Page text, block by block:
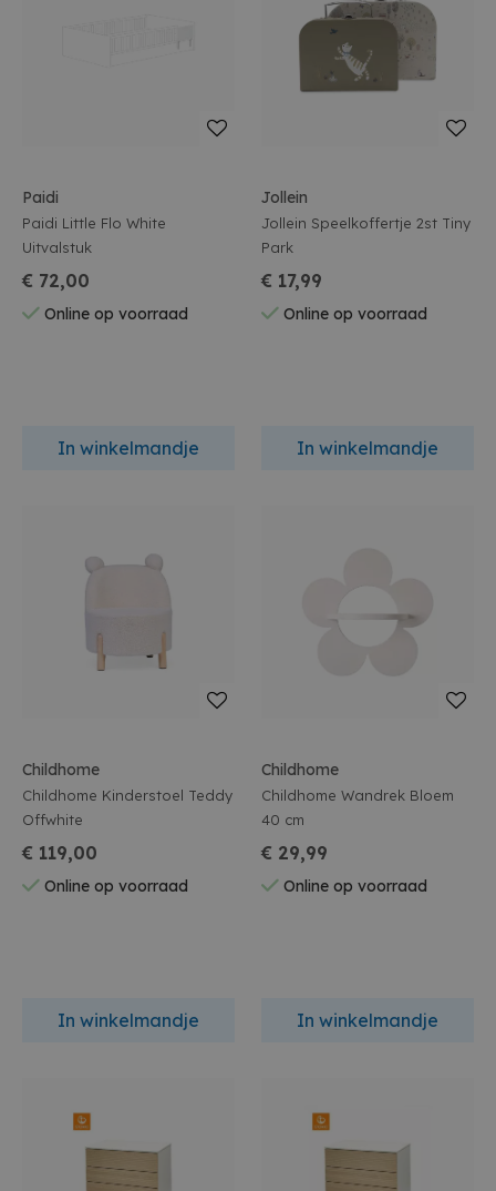
Paidi
Paidi Little Flo White
Uitvalstuk
€ 72,00
Online op voorraad
In winkelmandje
Jollein
Jollein Speelkoffertje 2st Tiny
Park
€ 17,99
Online op voorraad
In winkelmandje
Childhome
Childhome Kinderstoel Teddy
Offwhite
€ 119,00
Online op voorraad
In winkelmandje
Childhome
Childhome Wandrek Bloem
40 cm
€ 29,99
Online op voorraad
In winkelmandje